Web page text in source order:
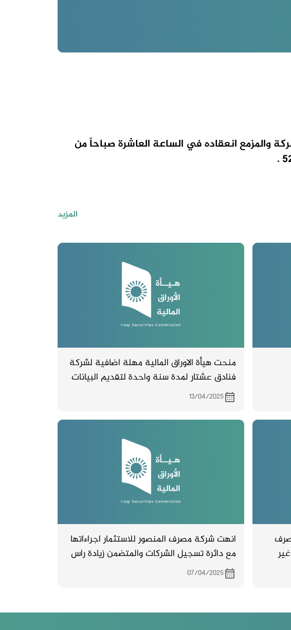
والمزمع انعقاده في الساعة العاشرة صباحاً من
المزيد
منحت هيأة الاوراق المالية مهلة اضافية لشركة
فنادق عشتار لمدة سنة واحدة لتقديم البيانات
مع ديوان الرقابة المالية لغرض استكمال
اجراءات التدقيق واصدار البيانات بصورتها
13/04/2025
2021/1/27 ( غير
انهت شركة مصرف المنصور للاستثمار اجراءاتها
مع دائرة تسجيل الشركات والمتضمن زيادة راس
07/04/2025